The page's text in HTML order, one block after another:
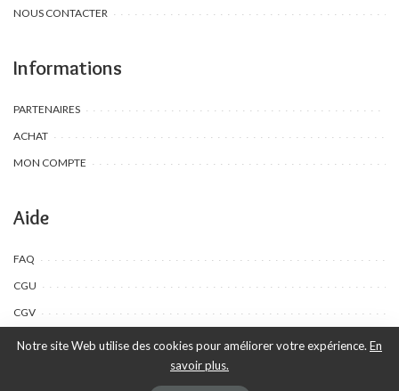
NOUS CONTACTER
Informations
PARTENAIRES
ACHAT
MON COMPTE
Aide
FAQ
CGU
CGV
©Toombow Kids, 2022 - 2024 - Tous droits réservés | Créé par Ewing
Notre site Web utilise des cookies pour améliorer votre expérience. En
savoir plus.